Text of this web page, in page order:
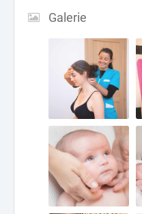
Galerie